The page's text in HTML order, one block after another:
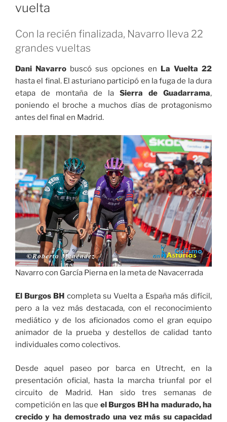
vuelta
Con la recién finalizada, Navarro lleva 22
grandes vueltas
Dani Navarro buscó sus opciones en La Vuelta 22
hasta el final. El asturiano participó en la fuga de la dura
etapa de montaña de la Sierra de Guadarrama,
poniendo el broche a muchos días de protagonismo
antes del final en Madrid.
Navarro con García Pierna en la meta de Navacerrada
El Burgos BH completa su Vuelta a España más difícil,
pero a la vez más destacada, con el reconocimiento
mediático y de los aficionados como el gran equipo
animador de la prueba y destellos de calidad tanto
individuales como colectivos.
Desde aquel paseo por barca en Utrecht, en la
presentación oficial, hasta la marcha triunfal por el
circuito de Madrid. Han sido tres semanas de
competición en las que el Burgos BH ha madurado, ha
crecido y ha demostrado una vez más su capacidad